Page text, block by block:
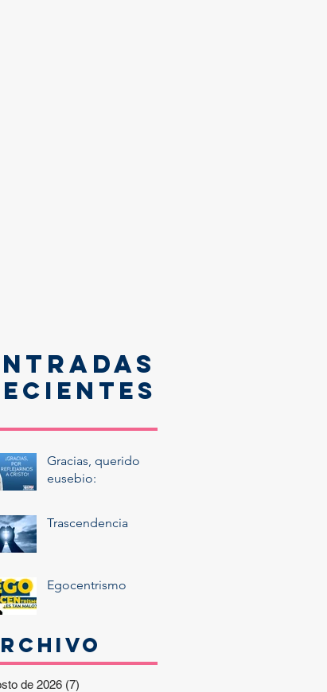
Gracias, querido
eusebio:
Trascendencia
Egocentrismo
de 2026 (7)